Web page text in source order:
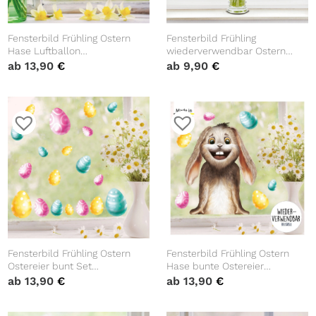
Fensterbild Frühling Ostern
Hase Luftballon
Schmetterlinge Fensterdeko
Wiederverwendbar
Frühlingsdeko Osterdeko
ab13,90€
Fensterbild Frühling
wiederverwendbar Ostern
Hasen, Frühlingsdeko,
Osterdekoration
ab 9,90 €
Fensterbild Frühling Ostern
Ostereier bunt Set
Fensterdeko Kinderzimmer
ab13,90€
Fensterbild Frühling Ostern
Hase bunte Ostereier
Wiederverwendbare
ab 13,90 €